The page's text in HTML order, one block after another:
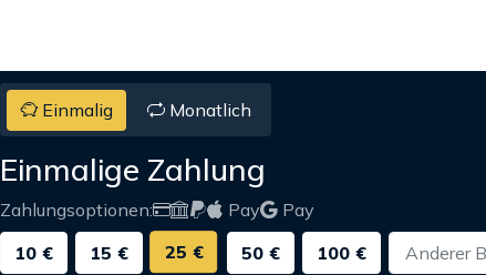
Einmalig Monatlich
Einmalige Zahlung
Zahlungsoptionen: Pay
Pay
10 €
15 € 25 € 50 € 100 €